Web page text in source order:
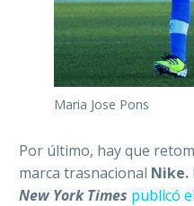
Maria Jose Pons
Por último, hay que
marca trasnacional Nike.
New York Times publicó